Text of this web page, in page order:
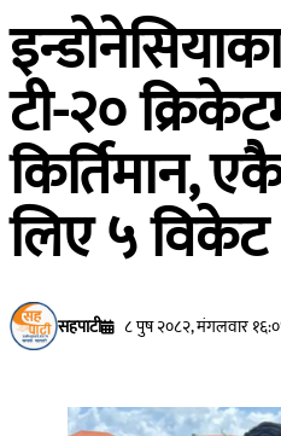
टी-२०
किर्तिमान,
लिए ५ विकेट
सहपाटी ८ पुष २०८२, मंगलवार